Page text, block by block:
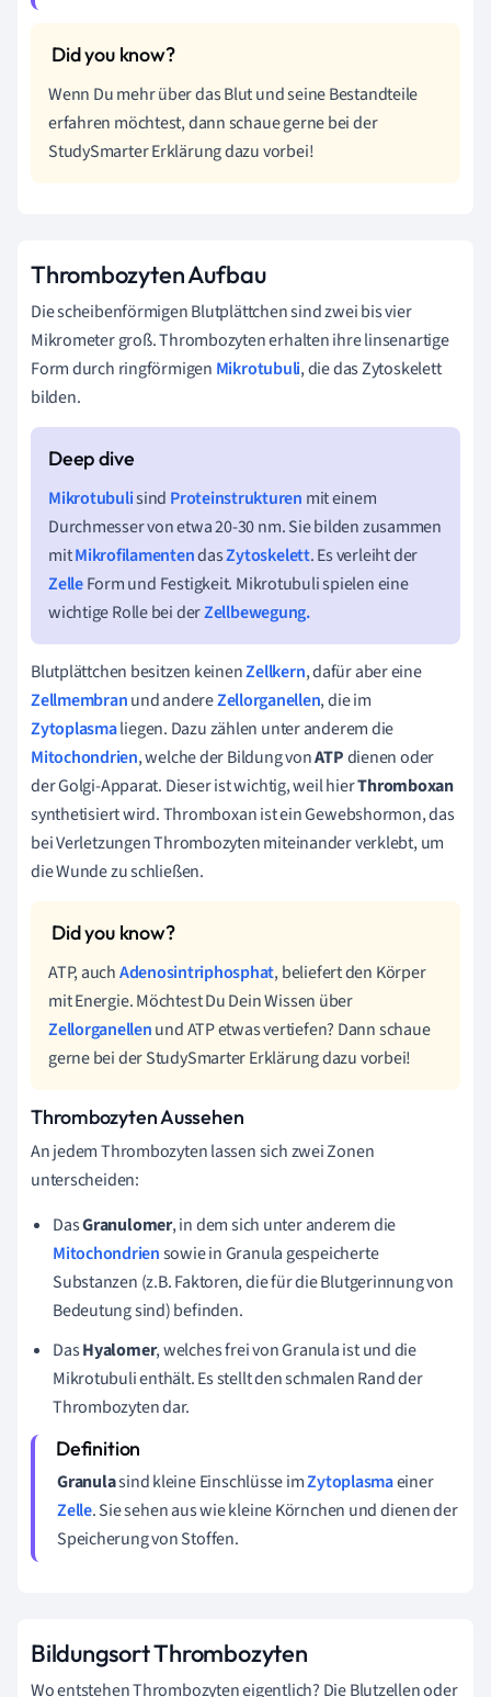
Wenn Du mehr über das Blut und seine Bestandteile
erfahren möchtest, dann schaue gerne bei der
StudySmarter Erklärung dazu vorbei!
Thrombozyten Aufbau
Die scheibenförmigen Blutplättchen sind zwei bis vier
Mikrometer groß. Thrombozyten erhalten ihre linsenartige
Form durch ringförmigen Mikrotubuli, die das Zytoskelett
bilden.
Mikrotubulisind Proteinstrukturen mit einem
Durchmesser von etwa 20-30 nm. Sie bilden zusammen
mitMikrofilamentendasZytoskelett. Es verleiht der
ZelleForm und Festigkeit. Mikrotubuli spielen eine
wichtige Rolle bei derZellbewegung.
Blutplättchen besitzen keinenZellkern, dafür aber eine
Zellmembranund andereZellorganellen, die im
Zytoplasmaliegen. Dazu zählen unter anderem die
Mitochondrien, welche der Bildung vonATPdienen oder
der Golgi-Apparat. Dieser ist wichtig, weil hierThromboxan
synthetisiert wird. Thromboxan ist ein Gewebshormon, das
bei Verletzungen Thrombozyten miteinander verklebt, um
die Wunde zu schließen.
ATP, auchAdenosintriphosphat, beliefert den Körper
mit Energie. Möchtest Du Dein Wissen über
Zellorganellenund ATP etwas vertiefen? Dann schaue
gerne bei der StudySmarter Erklärung dazu vorbei!
Thrombozyten Aussehen
An jedem Thrombozyten lassen sich zwei Zonen
unterscheiden:
DasGranulomer, in dem sich unter anderem die
Mitochondriensowie in Granula gespeicherte
Substanzen (z.B. Faktoren, die für die Blutgerinnung von
Bedeutung sind) befinden.
DasHyalomer, welches frei von Granula ist und die
Mikrotubuli enthält. Es stellt den schmalen Rand der
Thrombozyten dar.
Granulasind kleine Einschlüsse imZytoplasmaeiner
Zelle. Sie sehen aus wie kleine Körnchen und dienen der
Speicherung von Stoffen.
Bildungsort Thrombozyten
Wo entstehen Thrombozyten eigentlich? Die Blutzellen oder